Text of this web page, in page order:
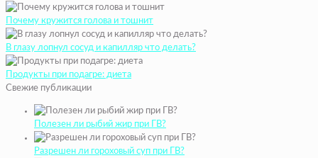
Почему кружится голова и тошнит
В глазу лопнул сосуд и капилляр что делать?
Продукты при подагре: диета
Свежие публикации
Полезен ли рыбий жир при ГВ?
Разрешен ли гороховый суп при ГВ?